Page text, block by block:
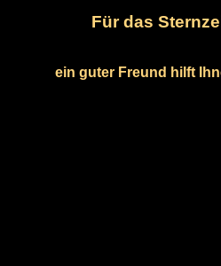
Für das
ein guter Freund hilft